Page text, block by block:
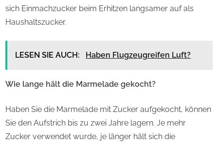
sich Einmachzucker beim Erhitzen langsamer auf als
Haushaltszucker.
LESEN SIE AUCH: Haben Flugzeugreifen Luft?
Wie lange hält die Marmelade gekocht?
Haben Sie die Marmelade mit Zucker aufgekocht, können
Sie den Aufstrich bis zu zwei Jahre lagern. Je mehr
Zucker verwendet wurde, je länger hält sich die